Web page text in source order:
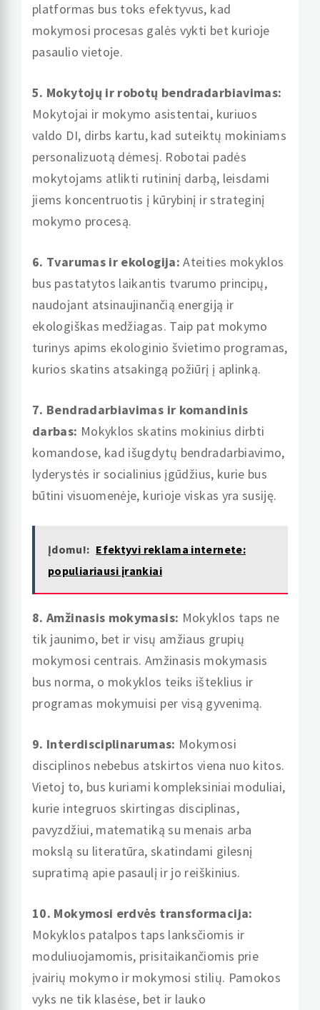
platformas bus toks efektyvus, kad
mokymosi procesas galės vykti bet kurioje
pasaulio vietoje.
5. Mokytojų ir robotų bendradarbiavimas:
Mokytojai ir mokymo asistentai, kuriuos
valdo DI, dirbs kartu, kad suteiktų mokiniams
personalizuotą dėmesį. Robotai padės
mokytojams atlikti rutininį darbą, leisdami
jiems koncentruotis į kūrybinį ir strateginį
mokymo procesą.
6. Tvarumas ir ekologija: Ateities mokyklos
bus pastatytos laikantis tvarumo principų,
naudojant atsinaujinančią energiją ir
ekologiškas medžiagas. Taip pat mokymo
turinys apims ekologinio švietimo programas,
kurios skatins atsakingą požiūrį į aplinką.
7. Bendradarbiavimas ir komandinis
darbas: Mokyklos skatins mokinius dirbti
komandose, kad išugdytų bendradarbiavimo,
lyderystės ir socialinius įgūdžius, kurie bus
būtini visuomenėje, kurioje viskas yra susiję.
Įdomu!: Efektyvi reklama internete:
populiariausi įrankiai
8. Amžinasis mokymasis: Mokyklos taps ne
tik jaunimo, bet ir visų amžiaus grupių
mokymosi centrais. Amžinasis mokymasis
bus norma, o mokyklos teiks išteklius ir
programas mokymuisi per visą gyvenimą.
9. Interdisciplinarumas: Mokymosi
disciplinos nebebus atskirtos viena nuo kitos.
Vietoj to, bus kuriami kompleksiniai moduliai,
kurie integruos skirtingas disciplinas,
pavyzdžiui, matematiką su menais arba
mokslą su literatūra, skatindami gilesnį
supratimą apie pasaulį ir jo reiškinius.
10. Mokymosi erdvės transformacija:
Mokyklos patalpos taps lanksčiomis ir
moduliuojamomis, prisitaikančiomis prie
įvairių mokymo ir mokymosi stilių. Pamokos
vyks ne tik klasėse, bet ir lauko